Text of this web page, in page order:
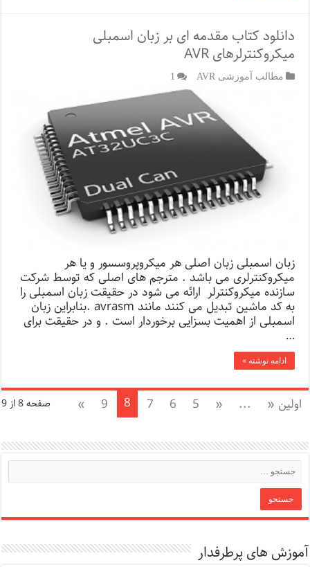
دانلود کتاب مقدمه ای بر زبان اسمبلی
میکروکنترلرهای AVR
مطالب آموزشی AVR 1
زبان اسمبلی زبان اصلی هر میکروپروسسور و یا هر
میکروکنترلری می باشد . مترجم های اصلی که توسط شرکت
سازنده میکروکنترلر ارائه می شود در حقیقت زبان اسمبلی را
به کد ماشین تبدیل می کنند مانند avrasm .بنابراین زبان
اسمبلی از اهمیت بسزایی برخوردار است . و در حقیقت برای
…
ادامه نوشته »
صفحه 8 از 9 اولین « ...
«
5
6
7
8
9
»
آموزش های پرطرفدار